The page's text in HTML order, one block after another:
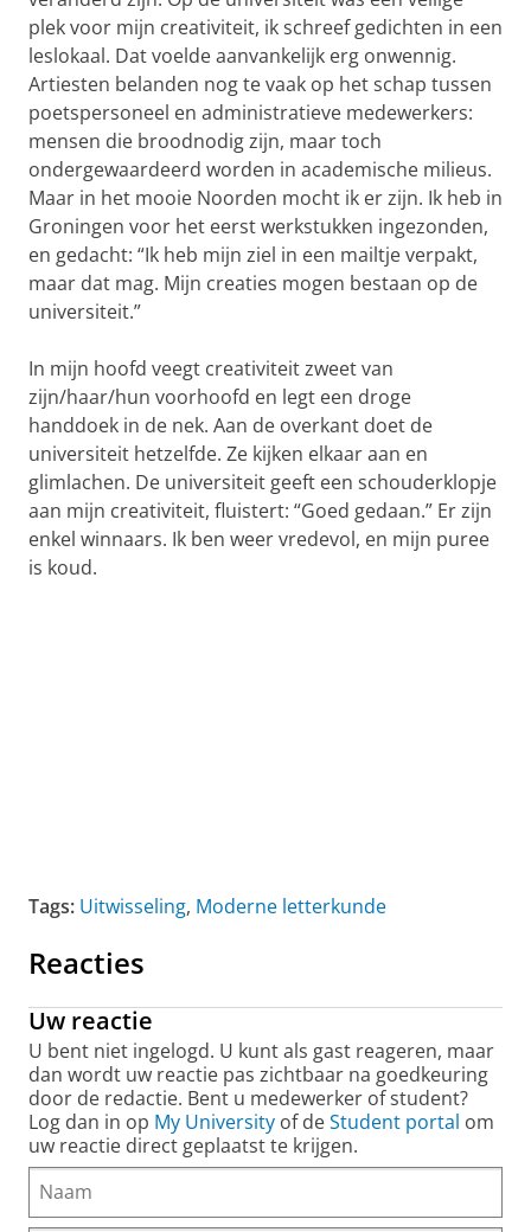
plek voor mijn creativiteit, ik schreef gedichten in een
leslokaal. Dat voelde aanvankelijk erg onwennig.
Artiesten belanden nog te vaak op het schap tussen
poetspersoneel en administratieve medewerkers:
mensen die broodnodig zijn, maar toch
ondergewaardeerd worden in academische milieus.
Maar in het mooie Noorden mocht ik er zijn. Ik heb in
Groningen voor het eerst werkstukken ingezonden,
en gedacht: “Ik heb mijn ziel in een mailtje verpakt,
maar dat mag. Mijn creaties mogen bestaan op de
universiteit.”
In mijn hoofd veegt creativiteit zweet van
zijn/haar/hun voorhoofd en legt een droge
handdoek in de nek. Aan de overkant doet de
universiteit hetzelfde. Ze kijken elkaar aan en
glimlachen. De universiteit geeft een schouderklopje
aan mijn creativiteit, fluistert: “Goed gedaan.” Er zijn
enkel winnaars. Ik ben weer vredevol, en mijn puree
is koud.
Tags: Uitwisseling, Moderne letterkunde
Reacties
Uw reactie
U bent niet ingelogd. U kunt als gast reageren, maar
dan wordt uw reactie pas zichtbaar na goedkeuring
door de redactie. Bent u medewerker of student?
Log dan in op My University of deStudent portal om
uw reactie direct geplaatst te krijgen.